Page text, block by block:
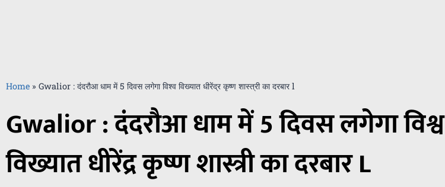
Home » Gwalior : दंदरौआ धाम में 5 दिवस लगेगा विश्व विख्यात धीरेंद्र कृष्ण शास्त्री का दरबार l
Gwalior : दंदरौआ धाम में 5 दिवस लगेगा विश्व
विख्यात धीरेंद्र कृष्ण शास्त्री का दरबार L